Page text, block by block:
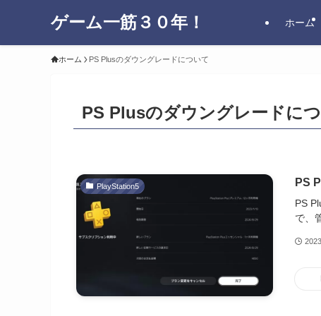
ゲーム一筋３０年！ ホーム
ホーム PS Plusのダウングレードについて
PS Plusのダウングレードに
PlayStation5 PS
PS
で、